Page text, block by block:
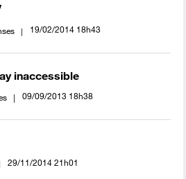
‎19/02/2014 18h43
inaccessible
‎09/09/2013 18h38
‎29/11/2014 21h01